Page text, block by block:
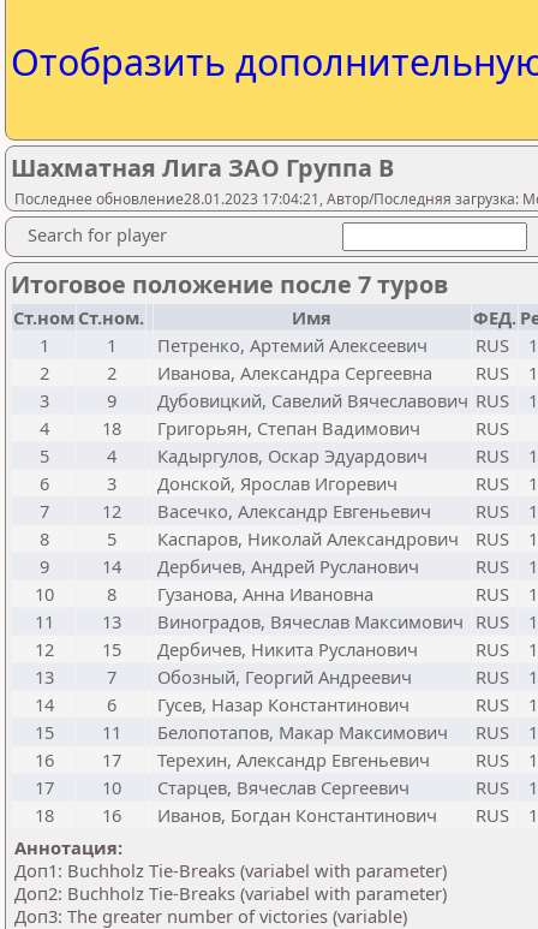
Отобразить
Шахматная Лига ЗАО Группа В
Последнее обновление28.01.2023 17:04:21, Автор/Последняя загрузка:
Search for player
Итоговое положение после 7 туров
Ст.ном Ст.ном. Имя ФЕД.
1
1 Петренко, Артемий Алексеевич RUS
2
2 Иванова, Александра Сергеевна RUS
3
9 Дубовицкий, Савелий Вячеславович RUS
4
18 Григорьян, Степан Вадимович
RUS
5
4 Кадыргулов, Оскар Эдуардович RUS
6
3 Донской, Ярослав Игоревич RUS
7
12 Васечко, Александр Евгеньевич RUS
8
5 Каспаров, Николай Александрович RUS
9
14 Дербичев, Андрей Русланович RUS
10
8 Гузанова, Анна Ивановна RUS
11
13 Виноградов, Вячеслав Максимович RUS
12
15 Дербичев, Никита Русланович RUS
13
7 Обозный, Георгий Андреевич RUS
14
6 Гусев, Назар Константинович RUS
15
11 Белопотапов, Макар Максимович RUS
16
17 Терехин, Александр Евгеньевич RUS
17
10 Старцев, Вячеслав Сергеевич RUS
18
16 Иванов, Богдан Константинович RUS
Аннотация:
Доп1: Buchholz Tie-Breaks (variabel with parameter)
Доп2: Buchholz Tie-Breaks (variabel with parameter)
Доп3: The greater number of victories (variable)